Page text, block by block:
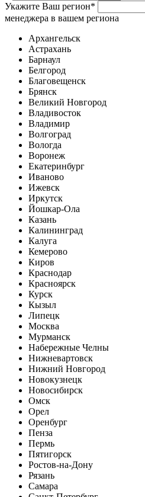
Укажите Ваш регион*
менеджера в вашем региона
Архангельск
Астрахань
Барнаул
Белгород
Благовещенск
Брянск
Великий Новгород
Владивосток
Владимир
Волгоград
Вологда
Воронеж
Екатеринбург
Иваново
Ижевск
Иркутск
Йошкар-Ола
Казань
Калининград
Калуга
Кемерово
Киров
Краснодар
Красноярск
Курск
Кызыл
Липецк
Москва
Мурманск
Набережные Челны
Нижневартовск
Нижний Новгород
Новокузнецк
Новосибирск
Омск
Орел
Оренбург
Пенза
Пермь
Пятигорск
Ростов-на-Дону
Рязань
Самара